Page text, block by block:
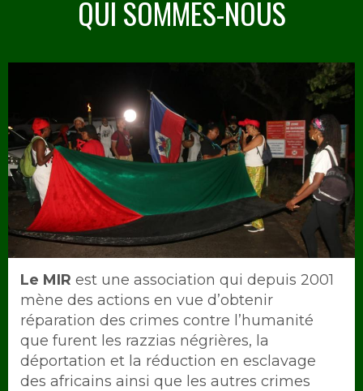
QUI SOMMES-NOUS
Intro
Le MIR est une association qui depuis 2001
mène des actions en vue d’obtenir
réparation des crimes contre l’humanité
que furent les razzias négrières, la
déportation et la réduction en esclavage
des africains ainsi que les autres crimes